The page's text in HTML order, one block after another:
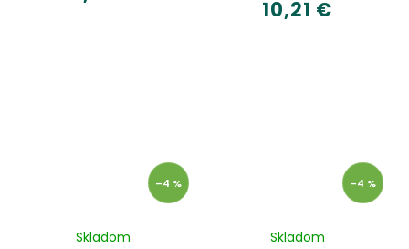
10,21 €
–4 %
Skladom
–4 %
Skladom